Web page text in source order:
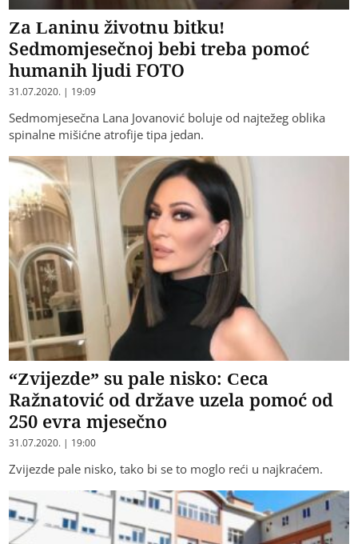
Za Laninu životnu bitku!
Sedmomjesečnoj bebi treba pomoć
humanih ljudi FOTO
31.07.2020. | 19:09
Sedmomjesečna Lana Jovanović boluje od najtežeg oblika
spinalne mišićne atrofije tipa jedan.
“Zvijezde” su pale nisko: Ceca
Ražnatović od države uzela pomoć od
250 evra mjesečno
31.07.2020. | 19:00
Zvijezde pale nisko, tako bi se to moglo reći u najkraćem.